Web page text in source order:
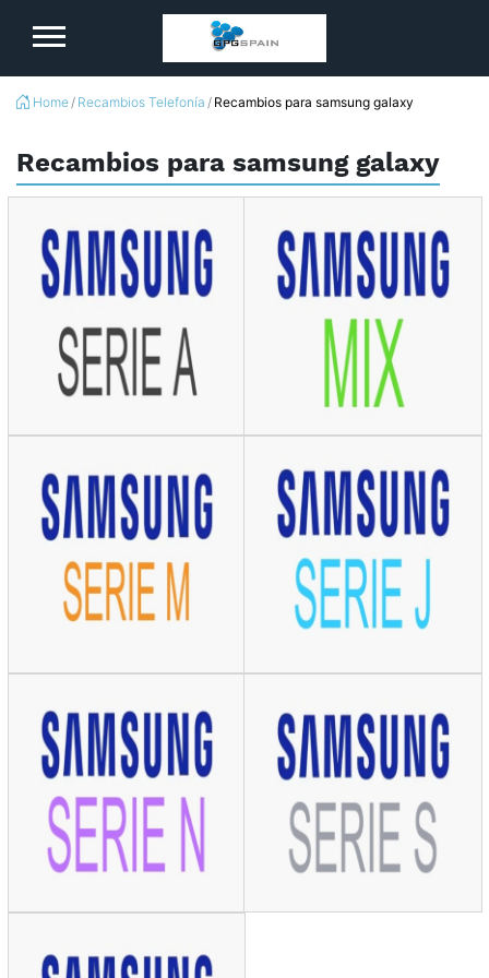
Home Recambios Telefonía Recambios para samsung galaxy
Recambios para samsung galaxy